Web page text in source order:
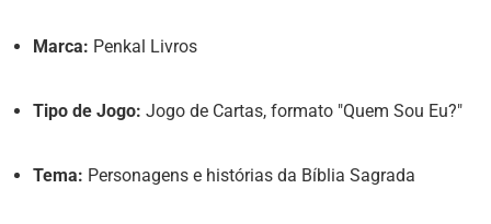
Marca: Penkal Livros
Tipo de Jogo: Jogo de Cartas, formato "Quem Sou Eu?"
Tema: Personagens e histórias da Bíblia Sagrada